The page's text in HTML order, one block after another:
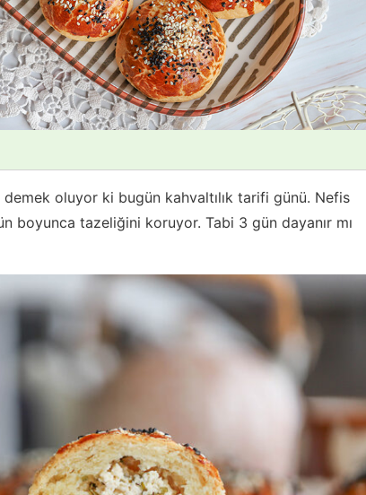
oluyor ki bugün kahvaltılık tarifi günü. Nefis
boyunca tazeliğini koruyor. Tabi 3 gün dayanır mı